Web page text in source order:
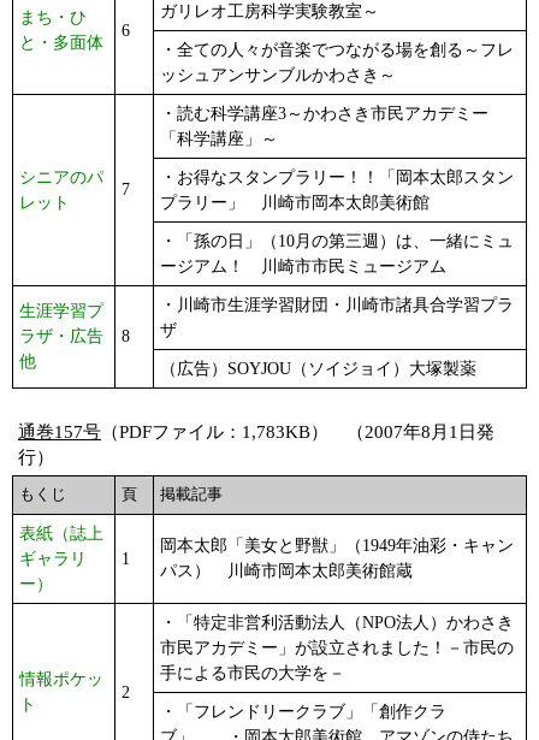
まち・ひ
と・多面体
6
ガリレオ工房科学実験教室～
・全ての人々が音楽でつながる場を創る～フレ
ッシュアンサンブルかわさき～
シニアのパ
レット
7
・読む科学講座3～かわさき市民アカデミー
「科学講座」～
・お得なスタンプラリー！！「岡本太郎スタン
プラリー」 川崎市岡本太郎美術館
・「孫の日」（10月の第三週）は、一緒にミュ
ージアム！ 川崎市市民ミュージアム
生涯学習プ
ラザ・広告
他
8
・川崎市生涯学習財団・川崎市諸具合学習プラ
ザ
（広告）SOYJOU（ソイジョイ）大塚製薬
通巻157号 （PDFファイル：1,783KB） （2007年8月1日発
行）
もくじ 頁 掲載記事
表紙（誌上
ギャラリ
ー）
1
岡本太郎「美女と野獣」（1949年油彩・キャン
パス） 川崎市岡本太郎美術館蔵
情報ポケッ
ト
2
・「特定非営利活動法人（NPO法人）かわさき
市民アカデミー」が設立されました！－市民の
手による市民の大学を－
・「フレンドリークラブ」「創作クラ